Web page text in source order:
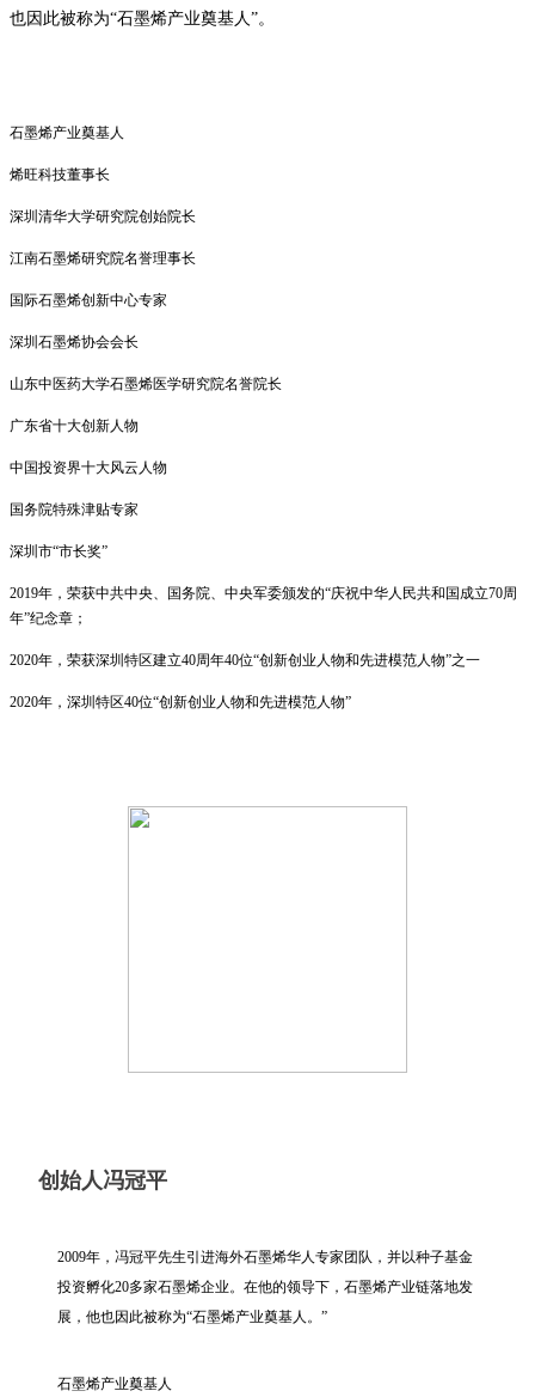
也因此被称为“石墨烯产业奠基人”。
石墨烯产业奠基人
烯旺科技董事长
深圳清华大学研究院创始院长
江南石墨烯研究院名誉理事长
国际石墨烯创新中心专家
深圳石墨烯协会会长
山东中医药大学石墨烯医学研究院名誉院长
广东省十大创新人物
中国投资界十大风云人物
国务院特殊津贴专家
深圳市“市长奖”
2019年，荣获中共中央、国务院、中央军委颁发的“庆祝中华人民共和国成立70周
年”纪念章；
2020年，荣获深圳特区建立40周年40位“创新创业人物和先进模范人物”之一
2020年，深圳特区40位“创新创业人物和先进模范人物”
创始人冯冠平
2009年，冯冠平先生引进海外石墨烯华人专家团队，并以种子基金
投资孵化20多家石墨烯企业。在他的领导下，石墨烯产业链落地发
展，他也因此被称为“石墨烯产业奠基人。”
石墨烯产业奠基人